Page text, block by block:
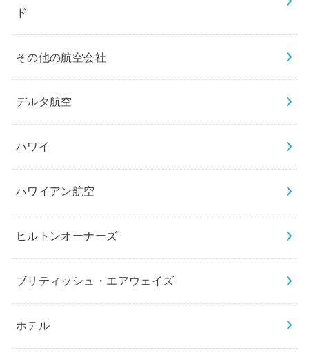
ド
その他の航空会社
デルタ航空
ハワイ
ハワイアン航空
ヒルトンオーナーズ
ブリティッシュ・エアウェイズ
ホテル